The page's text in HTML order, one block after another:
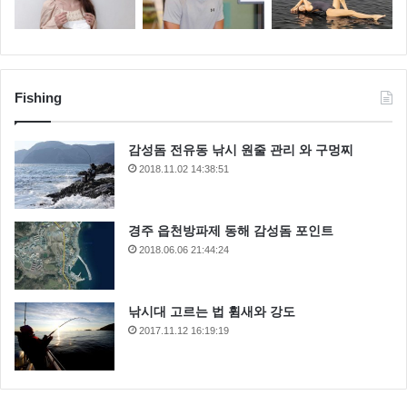
Fishing
감성돔 전유동 낚시 원줄 관리 와 구멍찌
2018.11.02 14:38:51
경주 읍천방파제 동해 감성돔 포인트
2018.06.06 21:44:24
낚시대 고르는 법 휨새와 강도
2017.11.12 16:19:19